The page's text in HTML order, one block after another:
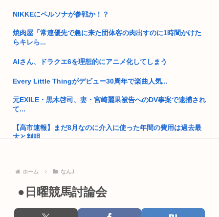
さい」
【悲報動画】Claude、Z世代使用率ゼロパーセントを記録する
しもじゃ...
【高市】「フキハラのプロ」高市早苗のほっぺたをプクッと膨
らませて...
愛国保守「日本人を減らし海外投資の利益でBIやって日本人は
遊んで...
てしま...
NIKKEにペルソナが参戦か！？
焼肉屋「常連優先で急に来た団体客の肉出すのに1時間かけた
らキレら...
AIさん、ドラクエ6を理想的にアニメ化してしまう
Every Little Thingがデビュー30周年で楽曲人気...
元EXILE・黒木啓司、妻・宮崎麗果被告へのDV事案で逮捕され
て...
【高市速報】まだ8月なのに介入に使った年間の費用は過去最
大と判明
閉スペク...
25歳の税務署職員、競艇で3億3400万円を得るも確定申告せず
ホーム なんJ
●日曜競馬討論会